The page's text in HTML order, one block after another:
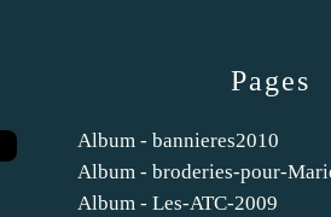
Pages
Album - bannieres2010
Album - broderies-pour-
Album - Les-ATC-2009